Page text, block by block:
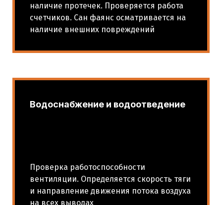
наличие протечек. Проверяется работа
счетчиков. Сан фаянс осматривается на
наличие внешних повреждений
Водоснабжение и водоотведение
Проверка работоспособности
вентиляции. Определяется скорость тяги
и направление движения потока воздуха
на всех выводах